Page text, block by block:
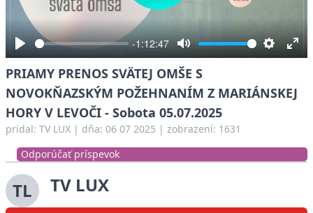
Play
-1:12:47
Mute Settings
PRIAMY PRENOS SVÄTEJ OMŠE S
NOVOKŇAZSKÝM POŽEHNANÍM Z MARIÁNSKEJ
HORY V LEVOČI - Sobota 05.07.2025
pridal: TV LUX | dňa: 06 07 2025 | zobrazení: 1631
Odporúčať príspevok
TL TV LUX